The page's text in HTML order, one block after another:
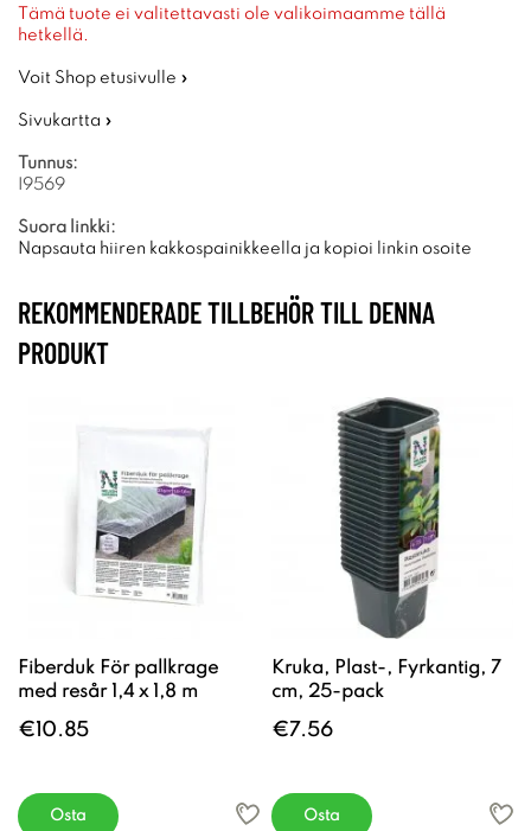
Tämä tuote ei valitettavasti ole valikoimaamme tällä
hetkellä.
Voit Shop etusivulle »
Sivukartta »
Tunnus:
I9569
Suora linkki:
Napsauta hiiren kakkospainikkeella ja kopioi linkin osoite
REKOMMENDERADE TILLBEHÖR TILL DENNA
PRODUKT
Fiberduk För pallkrage
med resår 1,4 x 1,8 m
€10.85
Osta
Kruka, Plast-, Fyrkantig, 7
cm, 25-pack
€7.56
Osta